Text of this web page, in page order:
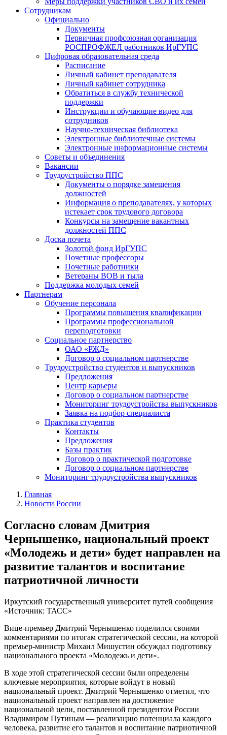
Сотрудникам
Официально
Документы
Первичная профсоюзная организация
РОСПРОФЖЕЛ работников ИрГУПС
Цифровая образовательная среда
Расписание
Личный кабинет преподавателя
Личный кабинет сотрудника
Обратиться в службу технической
поддержки
Инструкции и обучающие видео для
сотрудников
Научно-техническая библиотека
Электронные библиотечные системы
Электронные информационные системы
Советы и объединения
Вакансии
Трудоустройство ППС
Документы о порядке замещения
должностей
Информация о преподавателях, у которых
истекает срок трудового договора
Конкурсы на замещение вакантных
должностей ППС
Доска почета
Золотой фонд ИрГУПС
Почетные профессоры
Почетные работники
Ветераны ВОВ и тыла
Поддержка молодых семей
Партнерам
Обучение персонала
Программы повышения квалификации
Программы профессиональной
переподготовки
Социальное партнерство
ОАО «РЖД»
Договор о социальном партнерстве
Трудоустройство студентов и выпускников
Предложения
Центр карьеры
Договор о социальном партнерстве
Мониторинг трудоустройства выпускников
Заявка на подбор специалиста
Практика студентов
Контакты
Предложения
Базы практик
Договор о практической подготовке
Договор о социальном партнерстве
Мониторинг трудоустройства выпускников
Главная
Новости России
Согласно словам Дмитрия
Чернышенко, национальный проект
«Молодежь и дети» будет направлен на
развитие талантов и воспитание
патриотичной личности
Иркутский государственный университет путей сообщения
«Источник: ТАСС»
Вице-премьер Дмитрий Чернышенко поделился своими
комментариями по итогам стратегической сессии, на которой
премьер-министр Михаил Мишустин обсуждал подготовку
национального проекта «Молодежь и дети».
В ходе этой стратегической сессии были определены
ключевые мероприятия, которые войдут в новый
национальный проект. Дмитрий Чернышенко отметил, что
национальный проект направлен на достижение
национальной цели, поставленной президентом России
Владимиром Путиным — реализацию потенциала каждого
человека, развитие его талантов и воспитание патриотичной